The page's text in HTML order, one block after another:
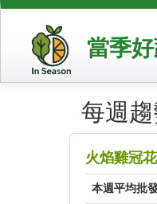
當季
每週趨
火焰雞冠
本週平均批